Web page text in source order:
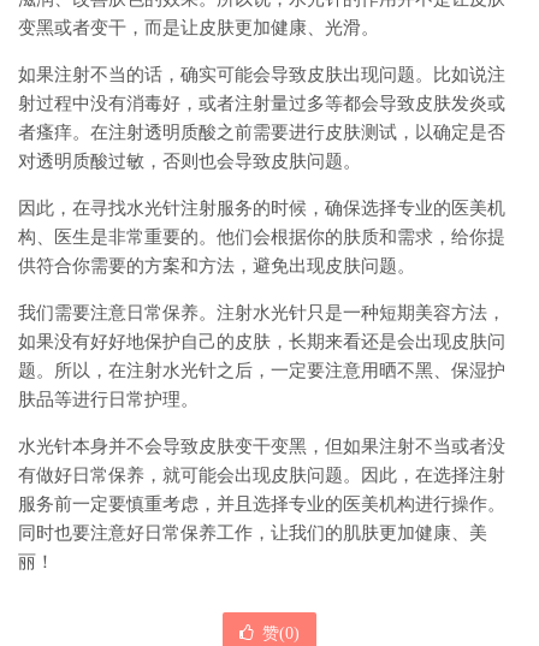
变黑或者变干，而是让皮肤更加健康、光滑。
如果注射不当的话，确实可能会导致皮肤出现问题。比如说注
射过程中没有消毒好，或者注射量过多等都会导致皮肤发炎或
者瘙痒。在注射透明质酸之前需要进行皮肤测试，以确定是否
对透明质酸过敏，否则也会导致皮肤问题。
因此，在寻找水光针注射服务的时候，确保选择专业的医美机
构、医生是非常重要的。他们会根据你的肤质和需求，给你提
供符合你需要的方案和方法，避免出现皮肤问题。
我们需要注意日常保养。注射水光针只是一种短期美容方法，
如果没有好好地保护自己的皮肤，长期来看还是会出现皮肤问
题。所以，在注射水光针之后，一定要注意用晒不黑、保湿护
肤品等进行日常护理。
水光针本身并不会导致皮肤变干变黑，但如果注射不当或者没
有做好日常保养，就可能会出现皮肤问题。因此，在选择注射
服务前一定要慎重考虑，并且选择专业的医美机构进行操作。
同时也要注意好日常保养工作，让我们的肌肤更加健康、美
丽！
赞(0)